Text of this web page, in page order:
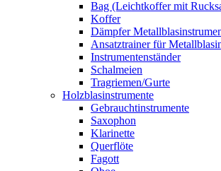
Bag (Leichtkoffer mit
Koffer
Dämpfer
Ansatztrainer für
Instrumentenständer
Schalmeien
Tragriemen/Gurte
Holzblasinstrumente
Gebrauchtinstrumente
Saxophon
Klarinette
Querflöte
Fagott